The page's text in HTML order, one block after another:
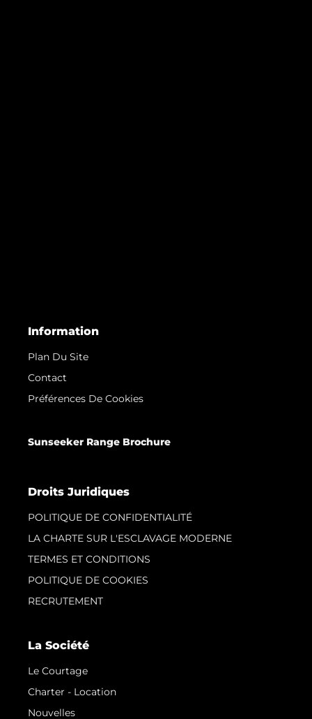
Information
Plan Du Site
Contact
Préférences De Cookies
Sunseeker Range Brochure
Droits Juridiques
POLITIQUE DE CONFIDENTIALITÉ
LA CHARTE SUR L'ESCLAVAGE MODERNE
TERMES ET CONDITIONS
POLITIQUE DE COOKIES
RECRUTEMENT
La Société
Le Courtage
Charter - Location
Nouvelles